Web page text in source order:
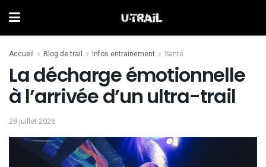
Accueil Blog de trail Infos entrainement Santé
La décharge émotionnelle
à l’arrivée d’un ultra-trail
28 juillet 2026